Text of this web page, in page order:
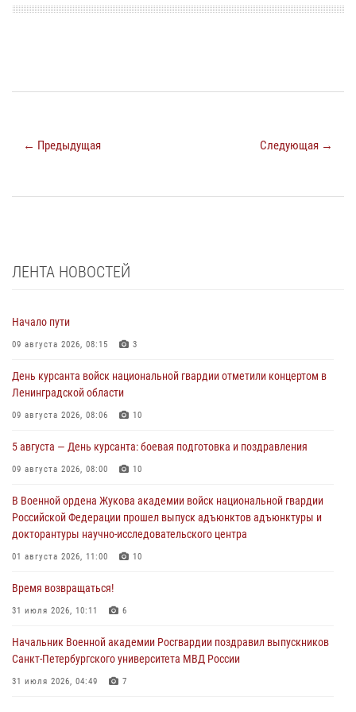
← Предыдущая Следующая →
ЛЕНТА НОВОСТЕЙ
Начало пути
09 августа 2026, 08:15 3
День курсанта войск национальной гвардии отметили концертом в
Ленинградской области
09 августа 2026, 08:06 10
5 августа — День курсанта: боевая подготовка и поздравления
09 августа 2026, 08:00 10
В Военной ордена Жукова академии войск национальной гвардии
Российской Федерации прошел выпуск адъюнктов адъюнктуры и
докторантуры научно-исследовательского центра
01 августа 2026, 11:00 10
Время возвращаться!
31 июля 2026, 10:11 6
Начальник Военной академии Росгвардии поздравил выпускников
Санкт-Петербургского университета МВД России
31 июля 2026, 04:49 7